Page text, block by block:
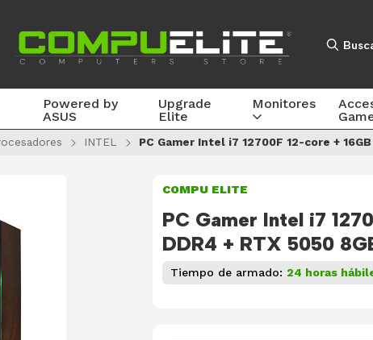
Powered by
ASUS
Upgrade
Elite
Monitores
INTEL PC Gamer Intel i7 12700F 12-core + 16GB
COMPU ELITE
PC Gamer Intel i7
DDR4 + RTX 5050
Tiempo de armado: 24 horas